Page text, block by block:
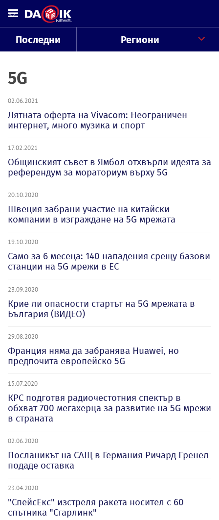
Последни Региони
5G
02.06.2021
Лятната оферта на Vivacom: Неограничен
интернет, много музика и спорт
17.02.2021
Общинският съвет в Ямбол отхвърли идеята за
референдум за мораториум върху 5G
20.10.2020
Швеция забрани участие на китайски
компании в изграждане на 5G мрежата
19.10.2020
Само за 6 месеца: 140 нападения срещу базови
станции на 5G мрежи в ЕС
23.09.2020
Крие ли опасности стартът на 5G мрежата в
България (ВИДЕО)
29.08.2020
Франция няма да забранява Huawei, но
предпочита европейско 5G
15.07.2020
КРС подготвя радиочестотния спектър в
обхват 700 мегахерца за развитие на 5G мрежи
в страната
02.06.2020
Посланикът на САЩ в Германия Ричард Гренел
подаде оставка
23.04.2020
"СпейсЕкс" изстреля ракета носител с 60
спътника "Старлинк"